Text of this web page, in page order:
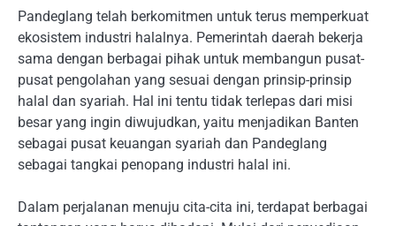
Pandeglang telah berkomitmen untuk terus memperkuat
ekosistem industri halalnya. Pemerintah daerah bekerja
sama dengan berbagai pihak untuk membangun pusat-
pusat pengolahan yang sesuai dengan prinsip-prinsip
halal dan syariah. Hal ini tentu tidak terlepas dari misi
besar yang ingin diwujudkan, yaitu menjadikan Banten
sebagai pusat keuangan syariah dan Pandeglang
sebagai tangkai penopang industri halal ini.
Dalam perjalanan menuju cita-cita ini, terdapat berbagai